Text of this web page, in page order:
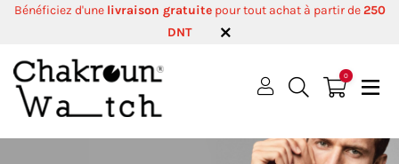
Bénéficiez d'une livraison gratuitepour tout achat à partir de250
DNT
0